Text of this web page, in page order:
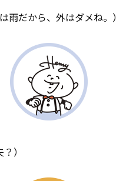
雨だから、外はダメね。）
）